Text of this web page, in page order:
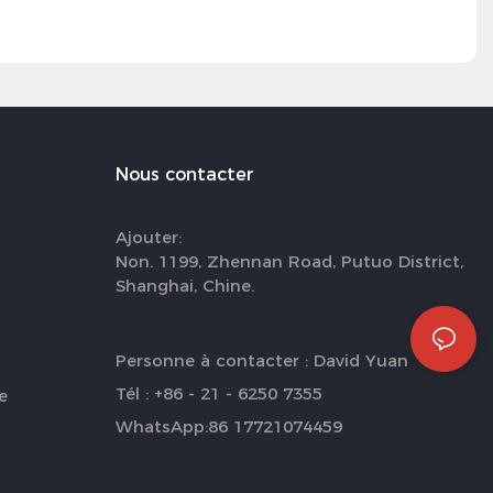
Nous contacter
Ajouter:
Non. 1199, Zhennan Road, Putuo District,
Shanghai, Chine.
Personne à contacter : David Yuan
Tél : +86 - 21 - 6250 7355
WhatsApp:86 17721074459